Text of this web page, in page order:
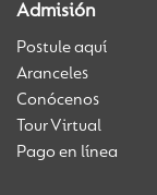
Admisión
Postule aquí
Aranceles
Conócenos
Tour Virtual
Pago en línea